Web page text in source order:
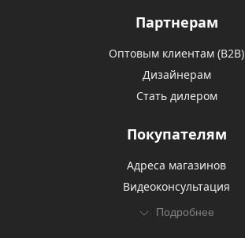
Партнерам
Оптовым клиентам (В2В)
Дизайнерам
Стать дилером
Покупателям
Адреса магазинов
Видеоконсультация
Подробнее